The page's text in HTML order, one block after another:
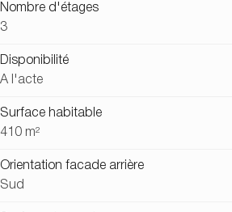
Nombre d'étages
3
Disponibilité
A l'acte
Surface habitable
410 m²
Orientation facade arrière
Sud